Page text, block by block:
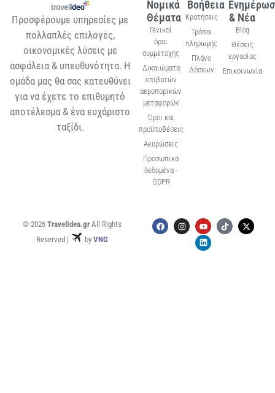
Προσφέρουμε υπηρεσίες με
πολλαπλές επιλογές,
οικονομικές λύσεις με
ασφάλεια & υπευθυνότητα. Η
ομάδα μας θα σας κατευθύνει
για να έχετε το επιθυμητό
αποτέλεσμα & ένα ευχάριστο
ταξίδι.
Νομικά
Θέματα
Γενικοί
όροι
συμμετοχής
Δικαιώματα
επιβατών
αεροπορικών
μεταφορών
Όροι και
προϋποθέσεις
Ακυρώσεις
Προσωπικά
δεδομένα -
GDPR
Βοήθεια
Κρατήσεις
Τρόποι
πληρωμής
Πλάνο
Δόσεων
& Νέα
Blog
Θέσεις
εργασίας
Επικοινωνία
© 2026 TravelIdea.grAll Rights
Reserved |
by VNG